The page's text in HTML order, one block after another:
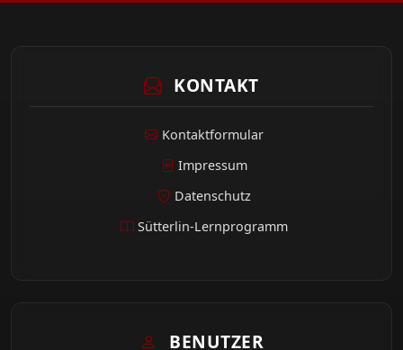
KONTAKT
Kontaktformular
Impressum
Datenschutz
Sütterlin-Lernprogramm
BENUTZER